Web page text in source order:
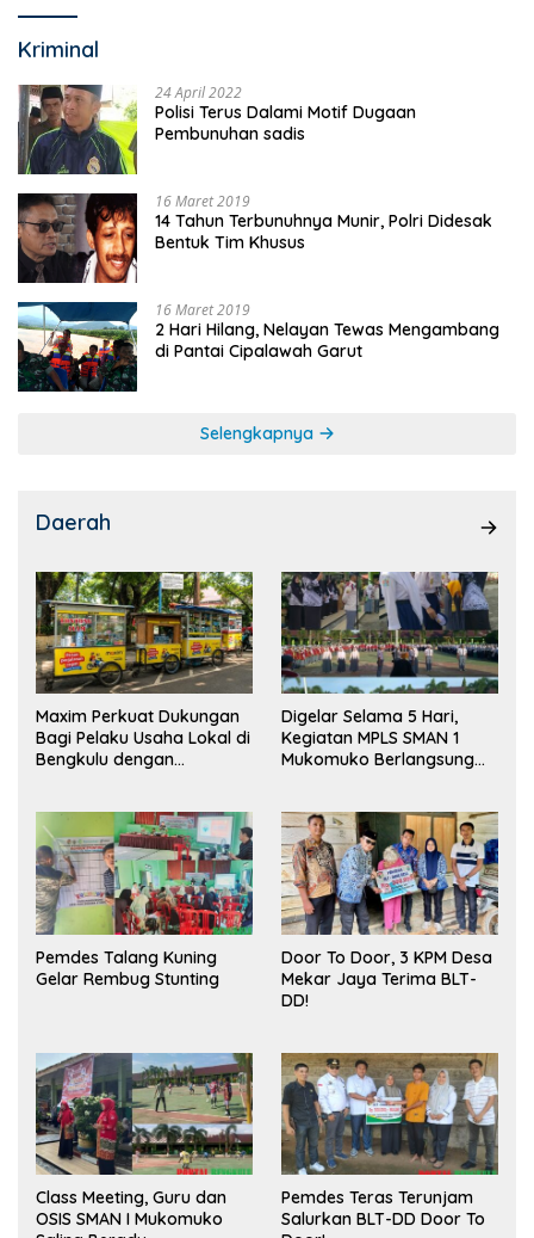
Kriminal
24 April 2022
Polisi Terus Dalami Motif Dugaan
Pembunuhan sadis
16 Maret 2019
14 Tahun Terbunuhnya Munir, Polri Didesak
Bentuk Tim Khusus
16 Maret 2019
2 Hari Hilang, Nelayan Tewas Mengambang
di Pantai Cipalawah Garut
Selengkapnya
Daerah
Maxim Perkuat Dukungan
Bagi Pelaku Usaha Lokal di
Bengkulu dengan
Pasar
Digelar Selama 5 Hari,
Kegiatan MPLS SMAN 1
Mukomuko Berlangsung
Pemdes Talang Kuning
Gelar Rembug Stunting
Door To Door, 3 KPM Desa
Mekar Jaya Terima BLT-
DD!
Class Meeting, Guru dan
OSIS SMAN I Mukomuko
Pemdes Teras Terunjam
Salurkan BLT-DD Door To